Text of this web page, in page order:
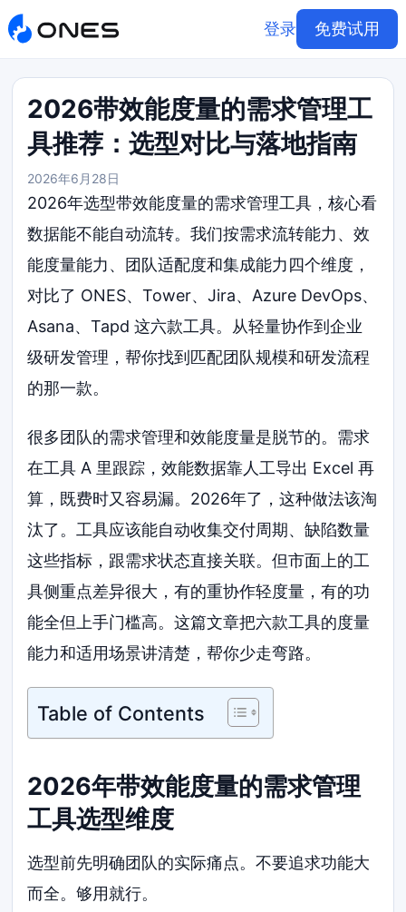
登录 免费试用
2026带效能度量的需求管理工
具推荐：选型对比与落地指南
2026年6月28日
2026年选型带效能度量的需求管理工具，核心看
数据能不能自动流转。我们按需求流转能力、效
能度量能力、团队适配度和集成能力四个维度，
对比了 ONES、Tower、Jira、Azure DevOps、
Asana、Tapd 这六款工具。从轻量协作到企业
级研发管理，帮你找到匹配团队规模和研发流程
的那一款。
很多团队的需求管理和效能度量是脱节的。需求
在工具 A 里跟踪，效能数据靠人工导出 Excel 再
算，既费时又容易漏。2026年了，这种做法该淘
汰了。工具应该能自动收集交付周期、缺陷数量
这些指标，跟需求状态直接关联。但市面上的工
具侧重点差异很大，有的重协作轻度量，有的功
能全但上手门槛高。这篇文章把六款工具的度量
能力和适用场景讲清楚，帮你少走弯路。
Table of Contents
2026年带效能度量的需求管理
工具选型维度
选型前先明确团队的实际痛点。不要追求功能大
而全。够用就行。